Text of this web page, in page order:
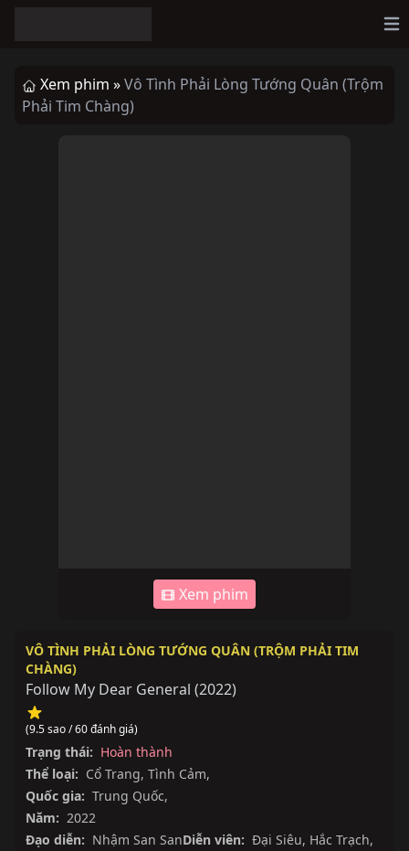
Xem phim »Vô Tình Phải Lòng Tướng Quân (Trộm
Phải Tim Chàng)
Xem phim
VÔ TÌNH PHẢI LÒNG TƯỚNG QUÂN (TRỘM PHẢI TIM
CHÀNG)
Follow My Dear General (2022)
(9.5 sao / 60 đánh giá)
Trạng thái: Hoàn thành
Thể loại: Cổ Trang, Tình Cảm,
Quốc gia: Trung Quốc,
Năm: 2022
Đạo diễn: Nhậm San SanDiễn viên: Đại Siêu, Hắc Trạch,